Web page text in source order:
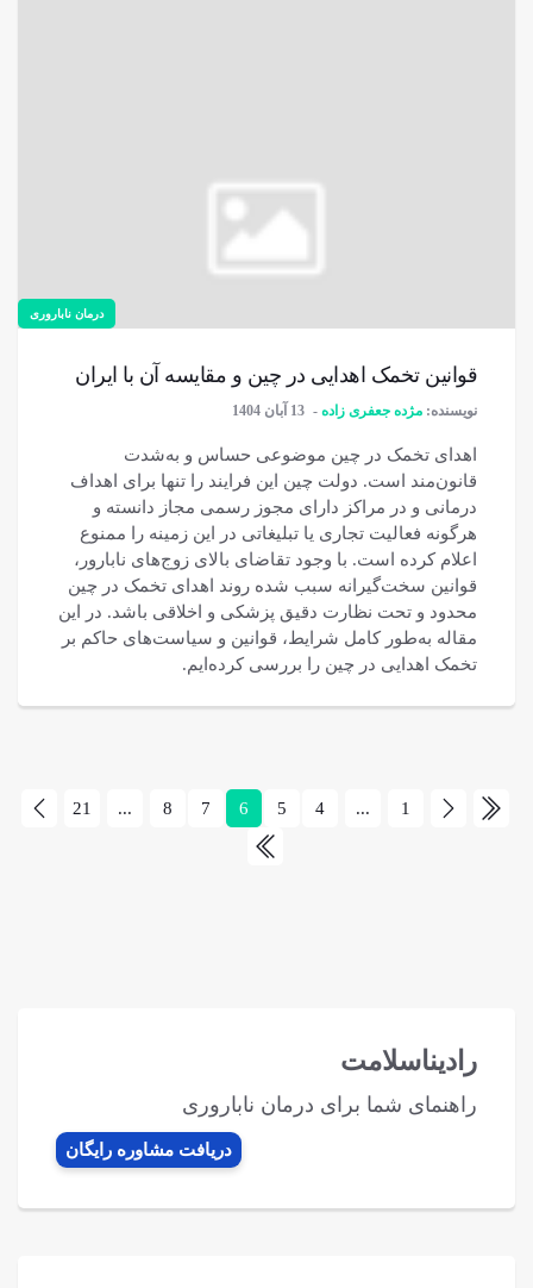
درمان ناباروری
قوانین تخمک اهدایی در چین و مقایسه آن با ایران
نویسنده: مژده جعفری زاده 13 آبان 1404
اهدای تخمک در چین موضوعی حساس و به‌شدت
قانون‌مند است. دولت چین این فرایند را تنها برای اهداف
درمانی و در مراکز دارای مجوز رسمی مجاز دانسته و
هرگونه فعالیت تجاری یا تبلیغاتی در این زمینه را ممنوع
اعلام کرده است. با وجود تقاضای بالای زوج‌های نابارور،
قوانین سخت‌گیرانه سبب شده روند اهدای تخمک در چین
محدود و تحت نظارت دقیق پزشکی و اخلاقی باشد. در این
مقاله به‌طور کامل شرایط، قوانین و سیاست‌های حاکم بر
تخمک اهدایی در چین را بررسی کرده‌ایم.
1
...
4
5
6
7
8
...
21
رادیناسلامت
راهنمای شما برای درمان ناباروری
دریافت مشاوره رایگان